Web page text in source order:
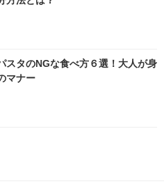
スタのNGな食べ方６選！大人が身
マナー